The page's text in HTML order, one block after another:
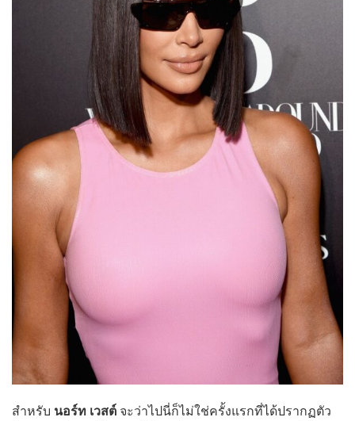
สำหรับ นอร์ท เวสต์ จะว่าไปนี่ก็ไม่ใช่ครั้งแรกที่ได้ปรากฏตัว